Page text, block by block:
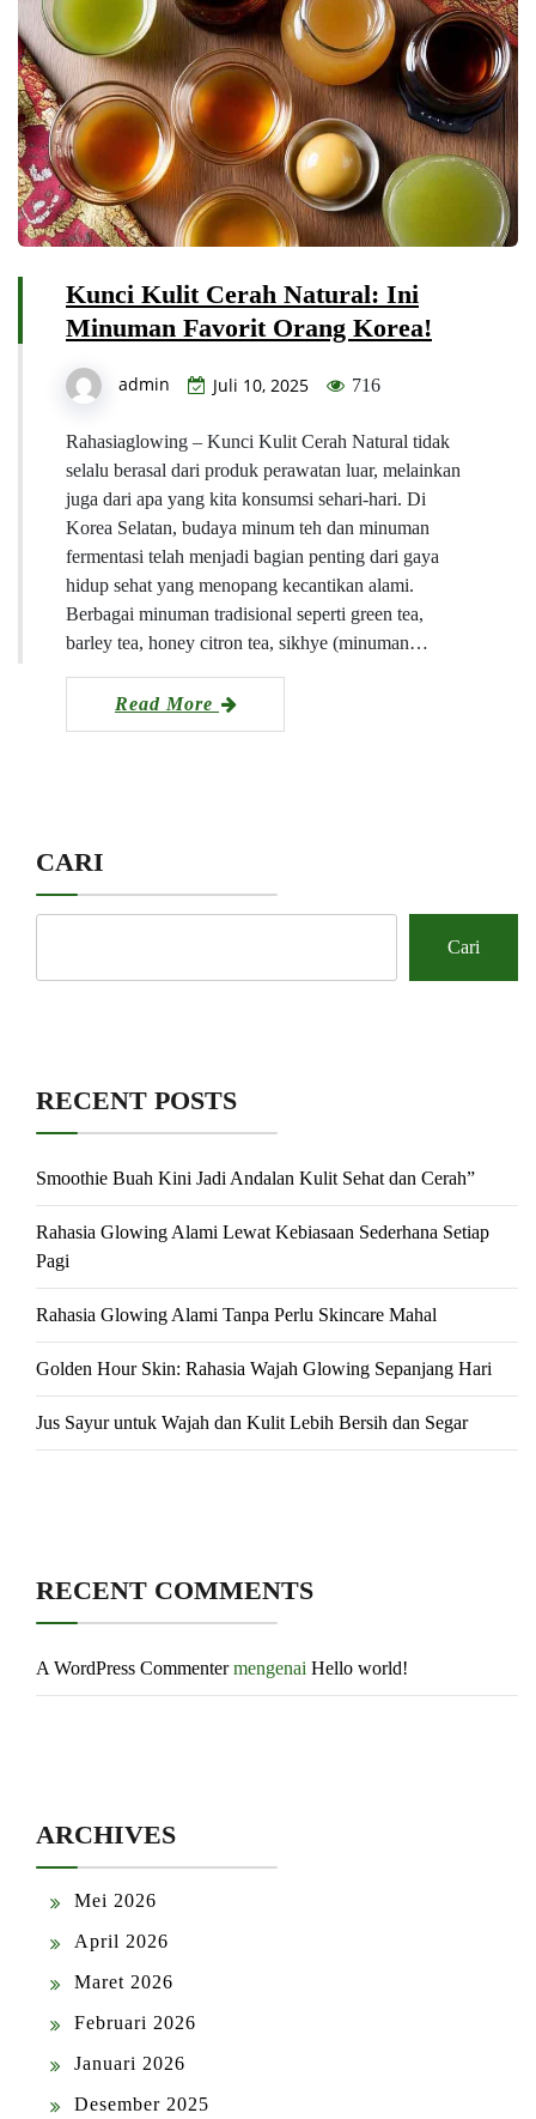
Kunci Kulit Cerah Natural: Ini
Minuman Favorit Orang Korea!
admin Juli 10, 2025 716
Rahasiaglowing – Kunci Kulit Cerah Natural tidak
selalu berasal dari produk perawatan luar, melainkan
juga dari apa yang kita konsumsi sehari-hari. Di
Korea Selatan, budaya minum teh dan minuman
fermentasi telah menjadi bagian penting dari gaya
hidup sehat yang menopang kecantikan alami.
Berbagai minuman tradisional seperti green tea,
barley tea, honey citron tea, sikhye (minuman…
Read More
CARI
Cari
RECENT POSTS
Smoothie Buah Kini Jadi Andalan Kulit Sehat dan Cerah”
Rahasia Glowing Alami Lewat Kebiasaan Sederhana Setiap
Pagi
Rahasia Glowing Alami Tanpa Perlu Skincare Mahal
Golden Hour Skin: Rahasia Wajah Glowing Sepanjang Hari
Jus Sayur untuk Wajah dan Kulit Lebih Bersih dan Segar
RECENT COMMENTS
A WordPress Commentermengenai Hello world!
ARCHIVES
Mei 2026
April 2026
Maret 2026
Februari 2026
Januari 2026
Desember 2025